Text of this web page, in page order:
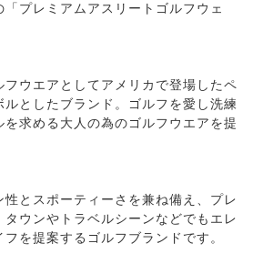
「プレミアムアスリートゴルフウェ
ウエアとしてアメリカで登場したペ
ルとしたブランド。ゴルフを愛し洗練
求める大人の為のゴルフウエアを提
とスポーティーさを兼ね備え、プレ
ウンやトラベルシーンなどでもエレ
を提案するゴルフブランドです。